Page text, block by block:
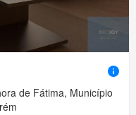
de Fátima, Município